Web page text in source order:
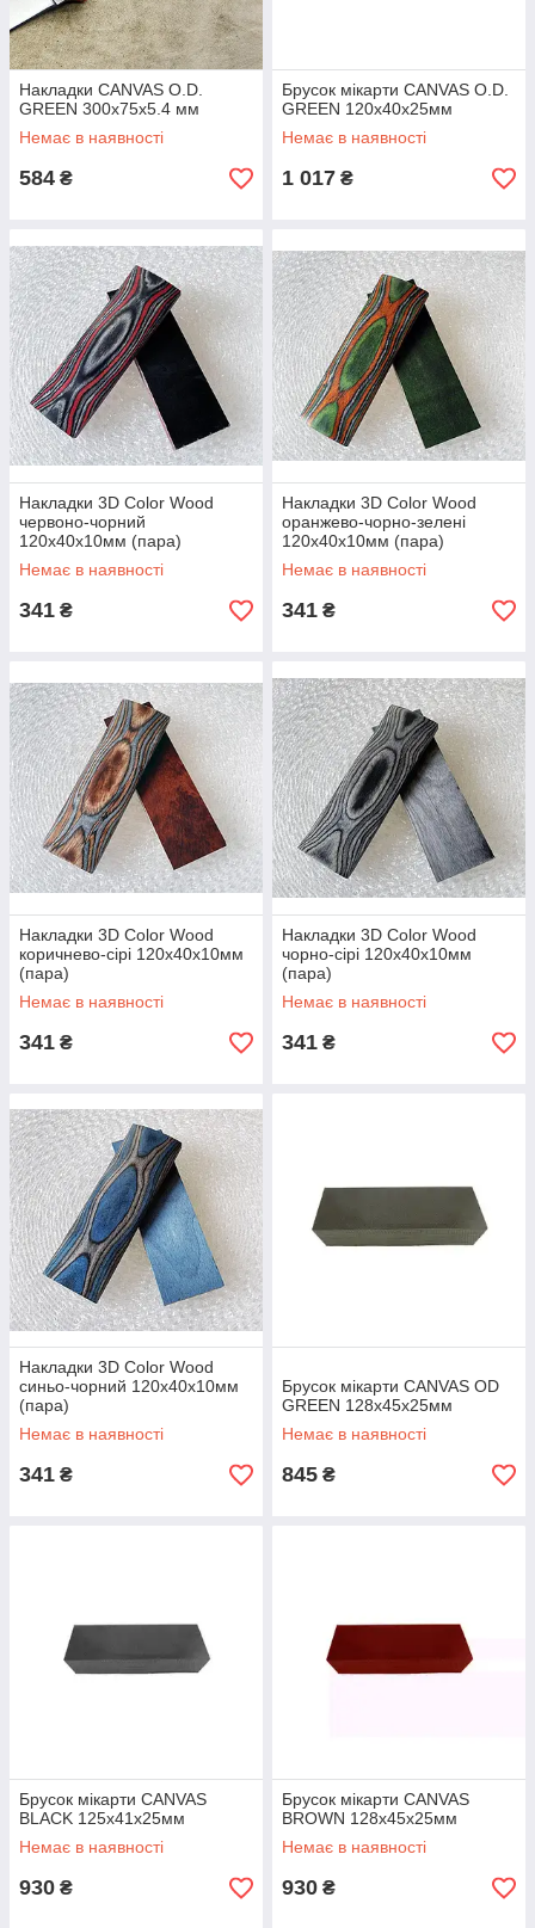
Накладки CANVAS O.D.
GREEN 300х75х5.4 мм
Немає в наявності
584 ₴
Брусок мікарти CANVAS O.D.
GREEN 120х40х25мм
Немає в наявності
1 017 ₴
Накладки 3D Color Wood
червоно-чорний
120х40х10мм (пара)
Немає в наявності
341 ₴
Накладки 3D Color Wood
оранжево-чорно-зелені
120х40х10мм (пара)
Немає в наявності
341 ₴
Накладки 3D Color Wood
коричнево-сірі 120х40х10мм
(пара)
Немає в наявності
341 ₴
Накладки 3D Color Wood
чорно-сірі 120х40х10мм
(пара)
Немає в наявності
341 ₴
Накладки 3D Color Wood
синьо-чорний 120х40х10мм
(пара)
Немає в наявності
341 ₴
Брусок мікарти CANVAS OD
GREEN 128х45х25мм
Немає в наявності
845 ₴
Брусок мікарти CANVAS
BLACK 125х41х25мм
Немає в наявності
930 ₴
Брусок мікарти CANVAS
BROWN 128х45х25мм
Немає в наявності
930 ₴